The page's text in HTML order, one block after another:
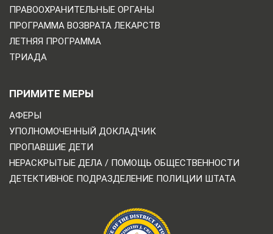
ПРАВООХРАНИТЕЛЬНЫЕ ОРГАНЫ
ПРОГРАММА ВОЗВРАТА ЛЕКАРСТВ
ЛЕТНЯЯ ПРОГРАММА
ТРИАДА
ПРИМИТЕ МЕРЫ
АФЕРЫ
УПОЛНОМОЧЕННЫЙ ДОКЛАДЧИК
ПРОПАВШИЕ ДЕТИ
НЕРАСКРЫТЫЕ ДЕЛА / ПОМОЩЬ ОБЩЕСТВЕННОСТИ
ДЕТЕКТИВНОЕ ПОДРАЗДЕЛЕНИЕ ПОЛИЦИИ ШТАТА